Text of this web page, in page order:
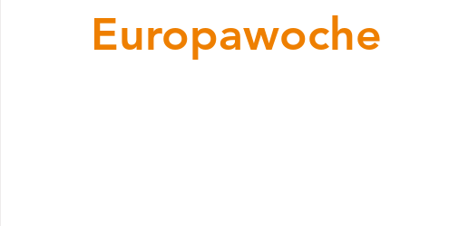
Europawoche